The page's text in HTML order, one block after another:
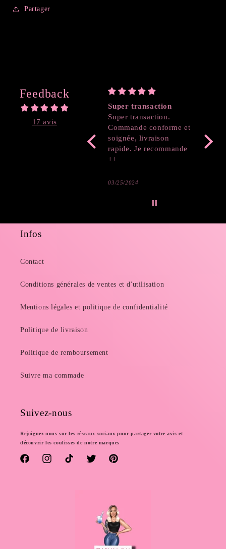
Partager
Feedback
17 avis
Super transaction
Super transaction.
Commande conforme et
soignée, livraison
rapide. Je recommande
++
03/25/2024
Infos
Contact
Conditions générales de ventes et d'utilisation
Mentions légales et politique de confidentialité
Politique de livraison
Politique de remboursement
Suivre ma commade
Suivez-nous
Rejoignez-nous sur les réseaux sociaux pour partager votre avis et
découvrir les coulisses de notre marques
FacebookInstagramTikTok Twitter Pinterest